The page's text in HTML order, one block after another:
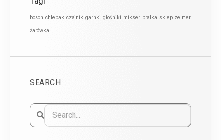
bosch chlebak czajnik garnki głośniki mikser pralka sklep zelmer
żarówka
SEARCH